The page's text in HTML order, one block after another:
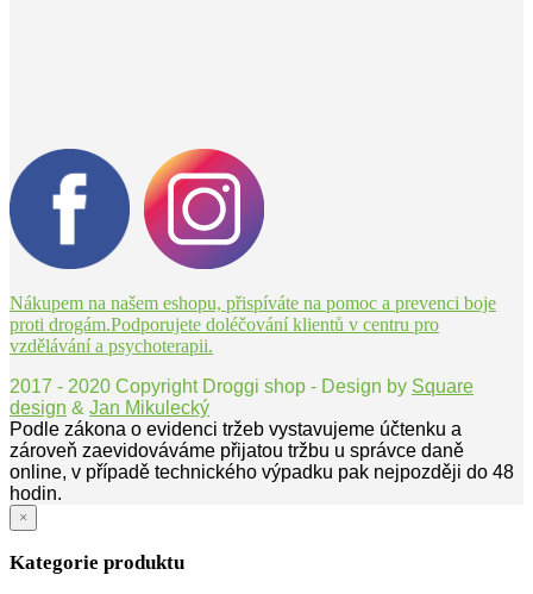
Nákupem na našem eshopu, přispíváte na pomoc a prevenci boje
proti drogám.Podporujete doléčování klientů v centru pro
vzdělávání a psychoterapii.
2017 - 2020 Copyright Droggi shop - Design by Square
design & Jan Mikulecký
Podle zákona o evidenci tržeb vystavujeme účtenku a
zároveň zaevidováváme přijatou tržbu u správce daně
online, v případě technického výpadku pak nejpozději do 48
hodin.
×
Kategorie produktu